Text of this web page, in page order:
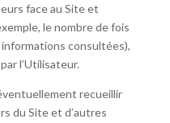
face au Site et
le nombre de fois
consultées),
l’Utilisateur.
recueillir
du Site et d’autres